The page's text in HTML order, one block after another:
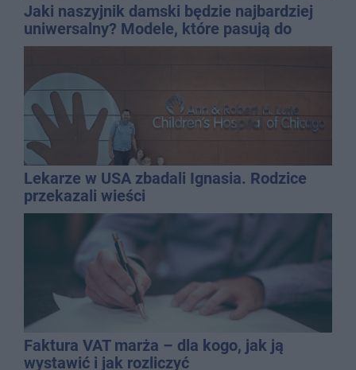
Jaki naszyjnik damski będzie najbardziej
uniwersalny? Modele, które pasują do
wielu stylizacji
Lekarze w USA zbadali Ignasia. Rodzice
przekazali wieści
Faktura VAT marża – dla kogo, jak ją
wystawić i jak rozliczyć